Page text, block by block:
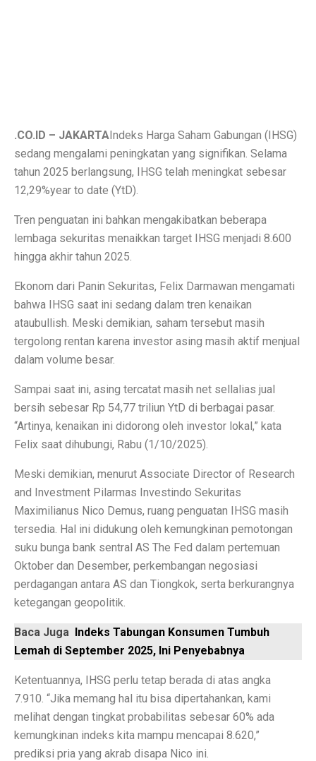
Studi: Risiko Penyakit Jantung Terkait Hampir Semua
5 Ciri Interior Rumah Scandinavian yang Sederhana
5 Fakta Menarik Ikan Green Terror yang Agresif dan
5 Rekomendasi Film Park Chan Wook yang Harus
Ulang Tahun ke-34, Excelso Hadirkan Seri Matcha
Terapi Ginjal dengan Teknologi Cuci Darah Terbaru
5 Rahasia Kehidupan Panjang Manusia Tertua
Casa Modena, Kafe Rumah yang Nyaman di Modena
Desain Rumah Minimalis, Tampilan Menarik!
Lukisan Raden Saleh: Ikon Seni Nusantara
Mengungkap Pengalaman Suara Hebat di Galaxy
Laptop Lokal Harga 2 Jutaan dengan Spesifikasi
Rahasia iPhone 17 Pro Max Tahan Panas: Teknologi
Detoks Digital untuk Gen Z, Tenangkan Pikiran?
5 HP Android Tercepat 2025 dengan Snapdragon 8
Laptop Murah 4 Jutaan untuk Pelajar Aktif, Tugas
Honda PCX160: Spesifikasi Mewah yang Membuat
Pengguna Adobe Analytics, Waspada! Celah Ini Ancam
5 Fakta Menarik Kota Lalitpur, Kota Tua Penuh Kuil di
.CO.ID – JAKARTAIndeks Harga Saham Gabungan (IHSG)
sedang mengalami peningkatan yang signifikan. Selama
tahun 2025 berlangsung, IHSG telah meningkat sebesar
12,29%year to date (YtD).
Tren penguatan ini bahkan mengakibatkan beberapa
lembaga sekuritas menaikkan target IHSG menjadi 8.600
hingga akhir tahun 2025.
Ekonom dari Panin Sekuritas, Felix Darmawan mengamati
bahwa IHSG saat ini sedang dalam tren kenaikan
ataubullish Meski demikian, saham tersebut masih
tergolong rentan karena investor asing masih aktif menjual
dalam volume besar.
Sampai saat ini, asing tercatat masih net sellalias jual
bersih sebesar Rp 54,77 triliun YtD di berbagai pasar.
“Artinya, kenaikan ini didorong oleh investor lokal,” kata
Felix saat dihubungi, Rabu (1/10/2025).
Meski demikian, menurut Associate Director of Research
and Investment Pilarmas Investindo Sekuritas
Maximilianus Nico Demus, ruang penguatan IHSG masih
tersedia. Hal ini didukung oleh kemungkinan pemotongan
suku bunga bank sentral AS The Fed dalam pertemuan
Oktober dan Desember, perkembangan negosiasi
perdagangan antara AS dan Tiongkok, serta berkurangnya
ketegangan geopolitik.
Baca Juga Indeks Tabungan Konsumen Tumbuh
Lemah di September 2025, Ini Penyebabnya
Ketentuannya, IHSG perlu tetap berada di atas angka
7.910. “Jika memang hal itu bisa dipertahankan, kami
melihat dengan tingkat probabilitas sebesar 60% ada
kemungkinan indeks kita mampu mencapai 8.620,”
prediksi pria yang akrab disapa Nico ini.